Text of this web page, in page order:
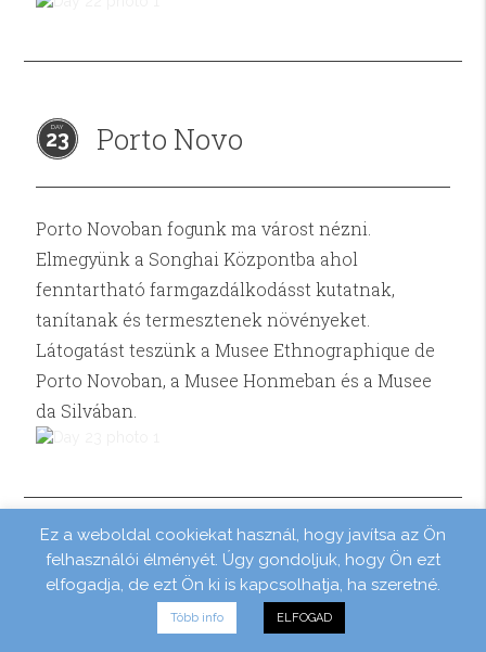
23 Porto Novo
Porto Novoban fogunk ma várost nézni.
Elmegyünk a Songhai Központba ahol
fenntartható farmgazdálkodásst kutatnak,
tanítanak és termesztenek növényeket.
Látogatást teszünk a Musee Ethnographique de
Porto Novoban, a Musee Honmeban és a Musee
da Silvában.
24 Indulás haza
Ez a weboldal cookiekat használ, hogy javítsa az Ön
felhasználói élményét. Úgy gondoljuk, hogy Ön ezt
elfogadja, de ezt Ön ki is kapcsolhatja, ha szeretné.
Több info ELFOGAD